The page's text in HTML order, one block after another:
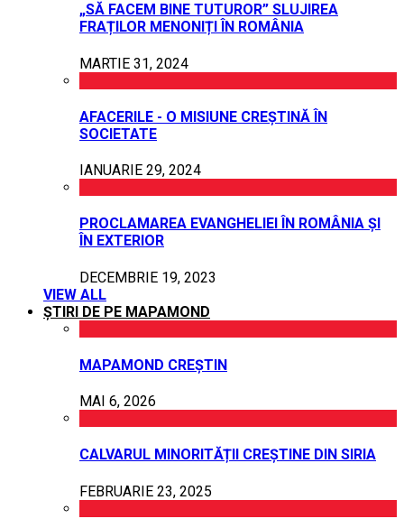
„SĂ FACEM BINE TUTUROR” SLUJIREA
FRAȚILOR MENONIȚI ÎN ROMÂNIA
MARTIE 31, 2024
AFACERILE - O MISIUNE CREȘTINĂ ÎN
SOCIETATE
IANUARIE 29, 2024
PROCLAMAREA EVANGHELIEI ÎN ROMÂNIA ȘI
ÎN EXTERIOR
DECEMBRIE 19, 2023
VIEW ALL
ȘTIRI DE PE MAPAMOND
MAPAMOND CREȘTIN
MAI 6, 2026
CALVARUL MINORITĂȚII CREȘTINE DIN SIRIA
FEBRUARIE 23, 2025